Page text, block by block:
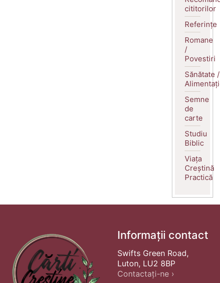
cititorilor
Referințe
Romane
/
Povestiri
Sănătate /
Semne
de
carte
Studiu
Biblic
Viața
Creștină
Practică
Informații contact
Swifts Green Road,
Luton, LU2 8BP
Contactați-ne ›